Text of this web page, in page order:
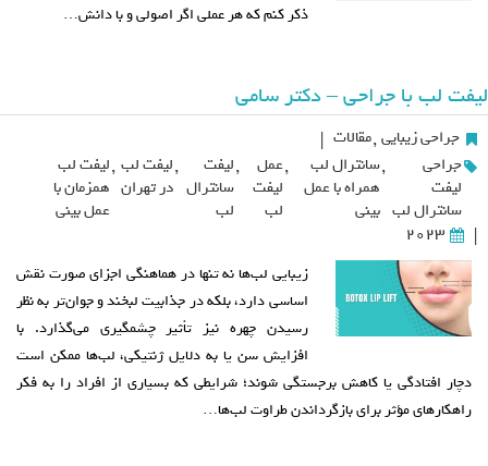
ذکر کنم که هر عملی اگر اصولی و با دانش…
لیفت لب با جراحی – دکتر سامی
جراحی زیبایی ,مقالات |
جراحی
لیفت
سانترال لب
,سانترال لب
همراه با عمل
بینی
,عمل
لیفت
لب
,لیفت
سانترال
لب
,لیفت لب
در تهران
,لیفت لب
همزمان با
عمل بینی
|
2023
زیبایی لب‌ها نه تنها در هماهنگی اجزای صورت نقش
اساسی دارد، بلکه در جذابیت لبخند و جوان‌تر به نظر
رسیدن چهره نیز تأثیر چشمگیری می‌گذارد. با
افزایش سن یا به دلایل ژنتیکی، لب‌ها ممکن است
دچار افتادگی یا کاهش برجستگی شوند؛ شرایطی که بسیاری از افراد را به فکر
راهکارهای مؤثر برای بازگرداندن طراوت لب‌ها…